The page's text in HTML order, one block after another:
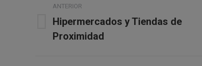
entre
álbumes
ANTERIOR
Álbum
anterior:
Hipermercados y Tiendas de
Proximidad